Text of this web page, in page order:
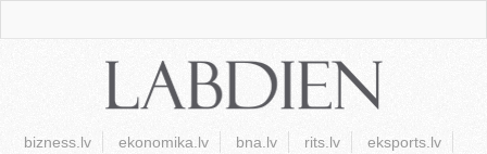
bizness.lv ekonomika.lv bna.lv rits.lv
eksports.lv